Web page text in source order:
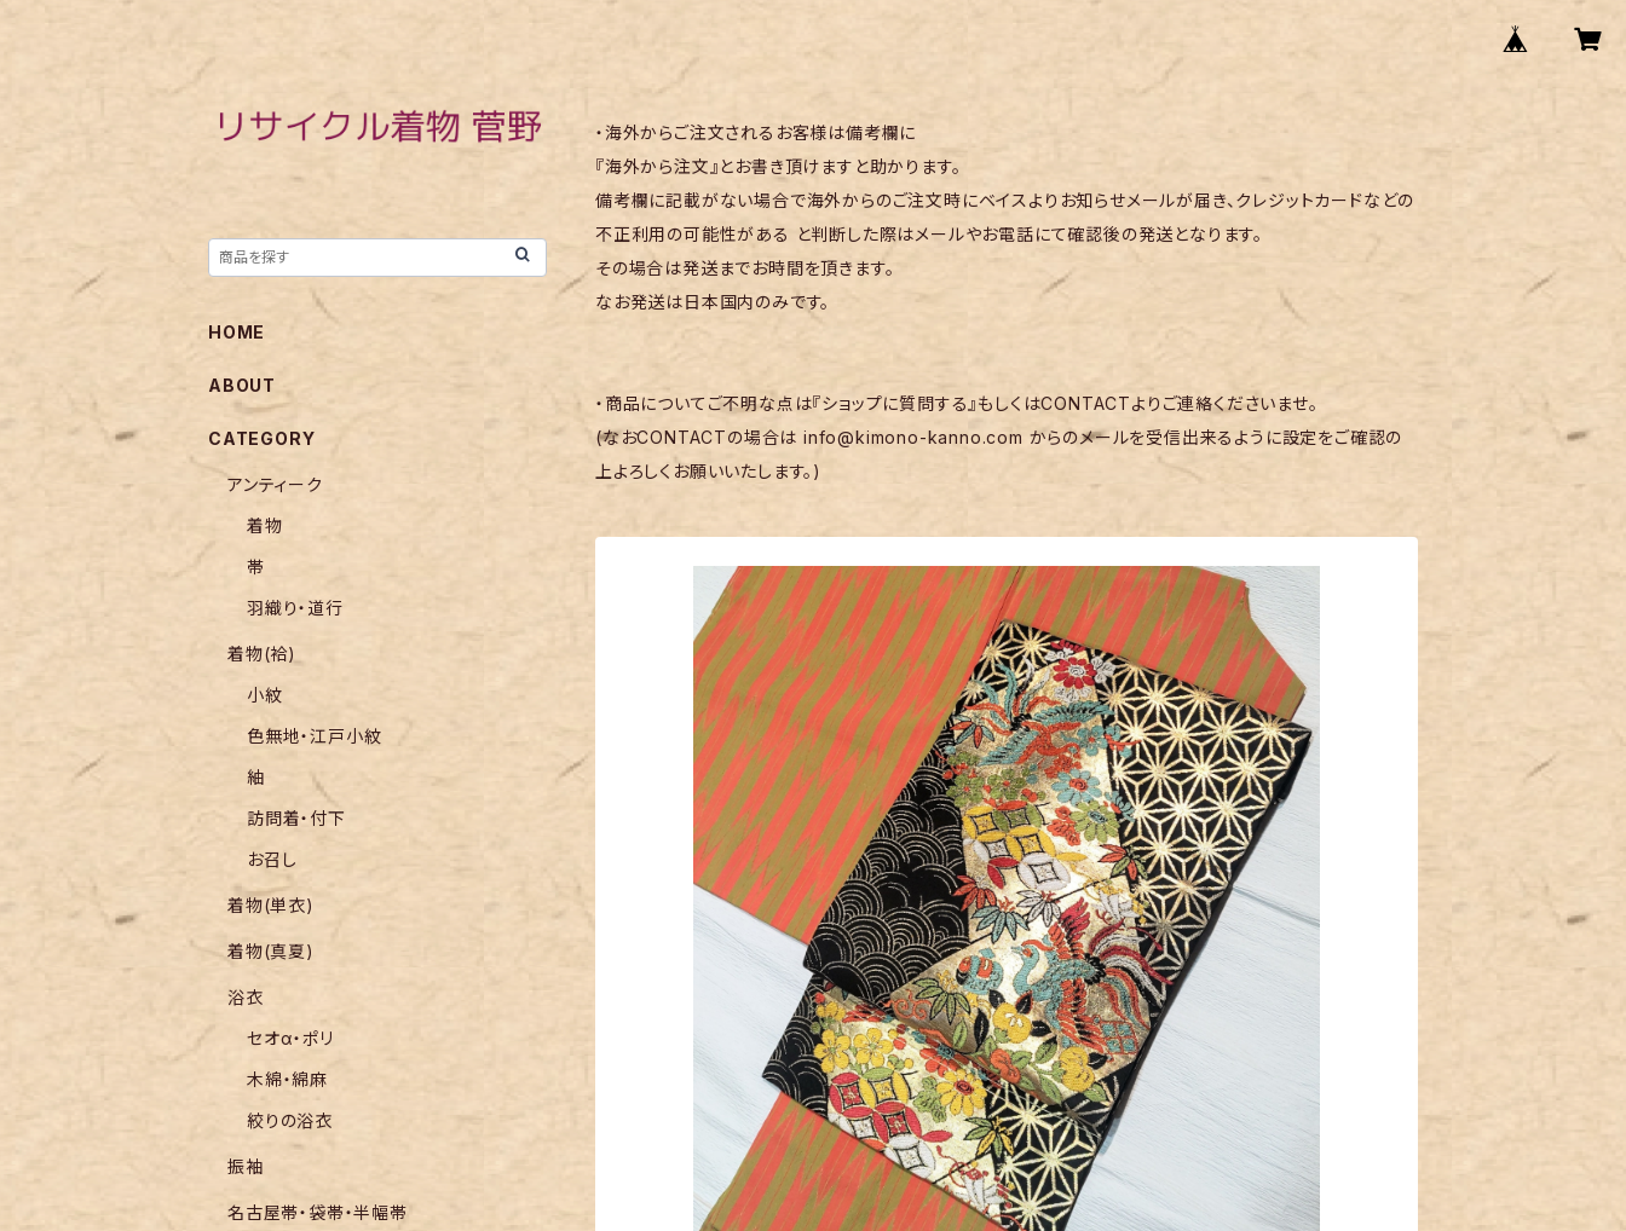
・海外からご注文されるお客様は備考欄に
『海外から注文』とお書き頂けますと助かります。
備考欄に記載がない場合で海外からのご注文時にベイスよりお知らせメールが届き、クレジットカードなどの
不正利用の可能性がある と判断した際はメールやお電話にて確認後の発送となります。
その場合は発送までお時間を頂きます。
なお発送は日本国内のみです。
・商品についてご不明な点は『ショップに質問する』もしくはCONTACTよりご連絡くださいませ。
(なおCONTACTの場合はinfo@kimono-kanno.com からのメールを受信出来るように設定をご確認の
上よろしくお願いいたします。)
HOME
ABOUT
CATEGORY
アンティーク
着物
帯
羽織り・道行
着物(袷)
小紋
色無地・江戸小紋
紬
訪問着・付下
お召し
着物(単衣)
着物(真夏)
浴衣
セオα・ポリ
木綿・綿麻
絞りの浴衣
振袖
名古屋帯・袋帯・半幅帯